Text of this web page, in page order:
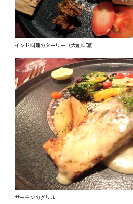
インド料理のターリー（大皿料理）
サーモンのグリル